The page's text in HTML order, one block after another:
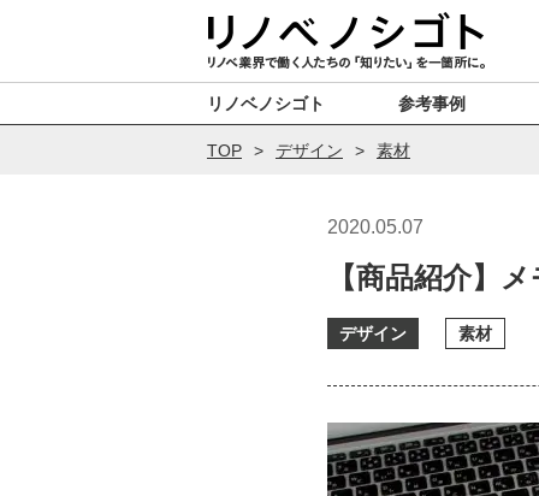
リノベノシゴト 参考事例
TOP デザイン 素材
2020.05.07
【商品紹介】
デザイン 素材